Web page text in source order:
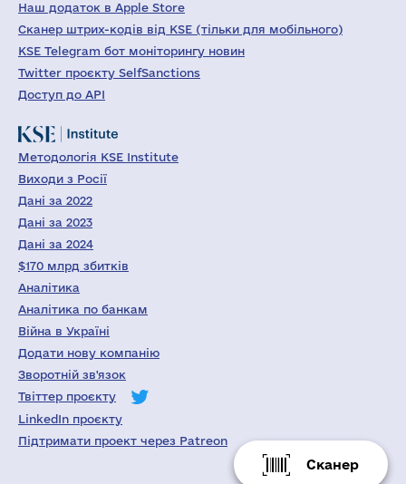
Сканер
Наш додаток в Apple Store
Сканер штрих-кодів від KSE (тільки для мобільного)
KSE Telegram бот моніторингу новин
Twitter проєкту SelfSanctions
Доступ до API
Методологія KSE Institute
Виходи з Росії
Дані за 2022
Дані за 2023
Дані за 2024
$170 млрд збитків
Аналітика
Аналітика по банкам
Війна в Україні
Додати нову компанію
Зворотній зв'язок
Твіттер проєкту
LinkedIn проєкту
Підтримати проект через Patreon